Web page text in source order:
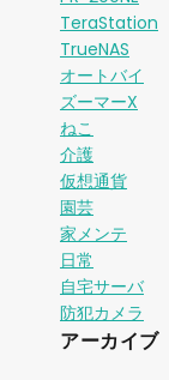
TeraStation
TrueNAS
オートバイ
ズーマーX
ねこ
介護
仮想通貨
園芸
家メンテ
日常
自宅サーバ
防犯カメラ
アーカイブ